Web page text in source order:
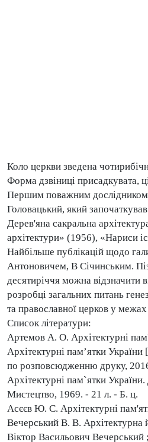
Коло церкви зведена
Форма дзвіниці присадкувата,
Першим поважним дослідником
Головацький, який
Дерев'яна сакральна
архітектури» (1956), «Нариси
Найбільше публікацій щодо
Антоновичем, В Січинським.
десятиріччя можна відзначити
розробці загальних питань
та православної церков у
Список літератури:
Артемов А. О. Архітектурні
Архітектурні пам’ятки
по розповсюдженню друку,
Архітектурні пам`ятки
Мистецтво, 1969. - 21 л. - Б. ц.
Асєєв Ю. С. Архітектурні
Вечерський В. В.
Віктор Васильович Вечерський